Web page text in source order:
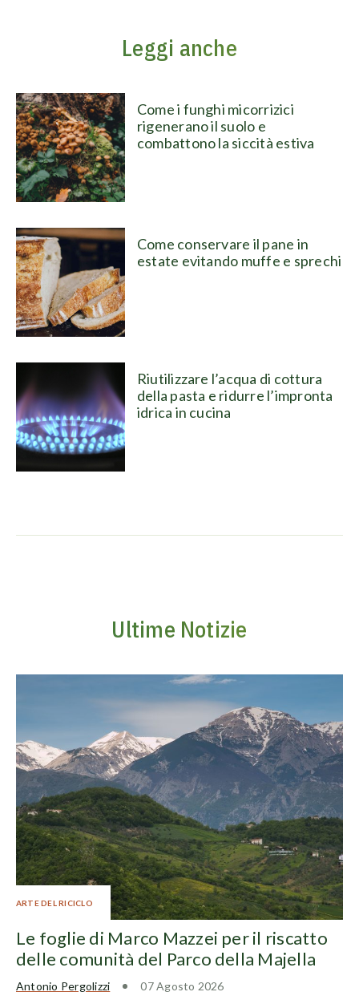
Leggi anche
Come i funghi micorrizici
rigenerano il suolo e
combattono la siccità estiva
Come conservare il pane in
estate evitando muffe e sprechi
Riutilizzare l’acqua di cottura
della pasta e ridurre l’impronta
idrica in cucina
Ultime Notizie
ARTE DEL RICICLO
Le foglie di Marco Mazzei per il riscatto
delle comunità del Parco della Majella
Antonio Pergolizzi 07 Agosto 2026